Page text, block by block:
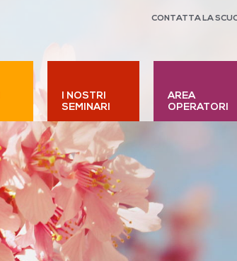
CONTATTA LA
I NOSTRI
SEMINARI
AREA
OPERATORI